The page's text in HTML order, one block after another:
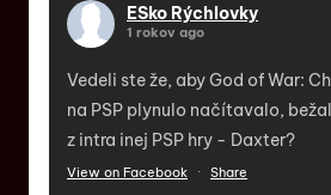
ESko Rýchlovky
1 rokov ago
Vedeli ste že, aby God of War:
na PSP plynulo načítavalo,
z intra inej PSP hry - Daxter?
View on Facebook · Share